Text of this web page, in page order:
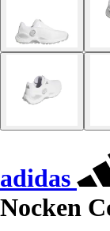
adidas
Nocken